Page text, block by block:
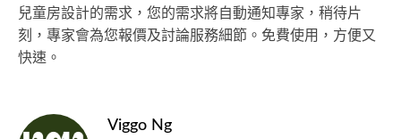
兒童房設計的需求，您的需求將自動通知專家，稍待片
刻，專家會為您報價及討論服務細節。免費使用，方便又
快速。
Viggo Ng